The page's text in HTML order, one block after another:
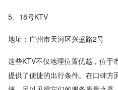
5、18号KTV
地址：广州市天河区兴盛路2号
这些KTV不仅地理位置优越，位于
提供了便捷的出行条件。在口碑方